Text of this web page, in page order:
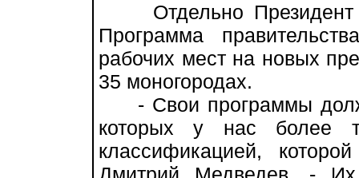
Отдельно Президент
Программа
рабочих мест на новых
35 моногородах.
- Свои программы
которых у нас более
классификацией,